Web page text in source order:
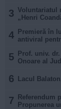
3 Voluntariatul
„Henri
4
Premieră în
antiviral
5
Prof. univ.
Onoare al
6 Lacul
7
Referendum
Propunerea